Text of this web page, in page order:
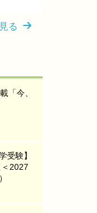
る
「今、
受験】
2027